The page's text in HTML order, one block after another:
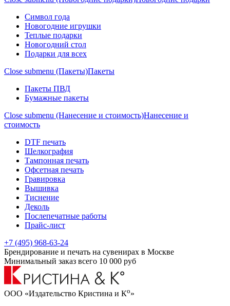
Символ года
Новогодние игрушки
Теплые подарки
Новогодний стол
Подарки для всех
Close submenu (Пакеты)Пакеты
Пакеты ПВД
Бумажные пакеты
Close submenu (Нанесение и стоимость)Нанесение и
стоимость
DTF печать
Шелкография
Тампонная печать
Офсетная печать
Гравировка
Вышивка
Тиснение
Деколь
Послепечатные работы
Прайс-лист
+7 (495) 968-63-24
Брендирование и печать на сувенирах в Москве
Минимальный заказ всего 10 000 руб
ООО «Издательство Кристина и Ко»